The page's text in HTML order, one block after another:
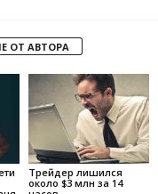
ОТ АВТОРА
Трейдер лишился
около $3 млн за 14